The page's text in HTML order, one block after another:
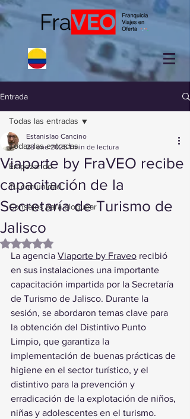
Entrada
Todas las entradas
Empezando
Tu comunidad
Consejos para bloguear
Todas las entradas
Viaporte by FraVEO recibe
capacitación de la
Secretaría de Turismo de
Jalisco
Estanislao Cancino
28 ene 2025 1 min de lectura
Obtuvo NaN de 5 estrellas.
La agencia Viaporte by Fraveo recibió
en sus instalaciones una importante
capacitación impartida por la Secretaría
de Turismo de Jalisco. Durante la
sesión, se abordaron temas clave para
la obtención del Distintivo Punto
Limpio, que garantiza la
implementación de buenas prácticas de
higiene en el sector turístico, y el
distintivo para la prevención y
erradicación de la explotación de niños,
niñas y adolescentes en el turismo.